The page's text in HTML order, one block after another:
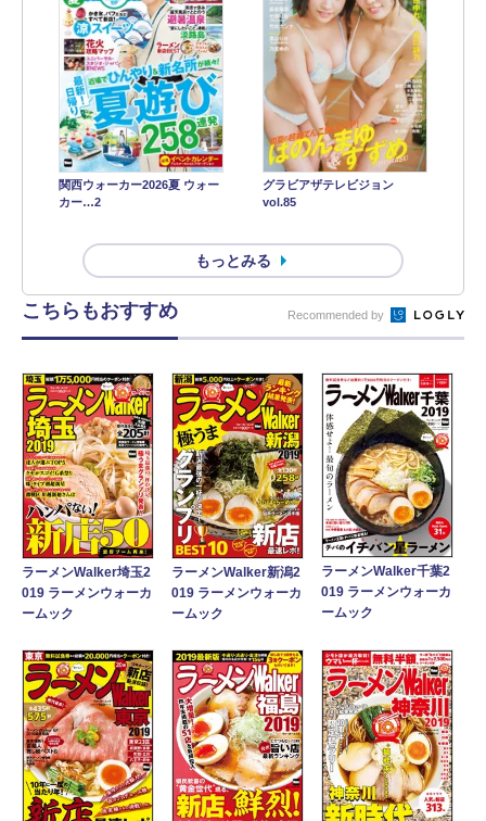
関西ウォーカー2026夏 ウォー
カー…2
グラビアザテレビジョン
vol.85
もっとみる
こちらもおすすめ Recommended by
ラーメンWalker埼玉2
019 ラーメンウォーカ
ームック
ラーメンWalker新潟2
019 ラーメンウォーカ
ームック
ラーメンWalker千葉2
019 ラーメンウォーカ
ームック